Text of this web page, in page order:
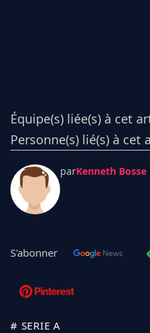
Équipe(s) liée(s) à cet
Personne(s) lié(s) à cet
parKenneth Bosse
S'abonner
# SERIE A